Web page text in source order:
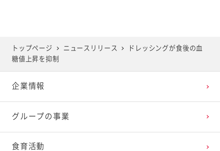
トップページ ニュースリリース
ドレッシングが食後の血
糖値上昇を抑制
企業情報
グループの事業
食育活動